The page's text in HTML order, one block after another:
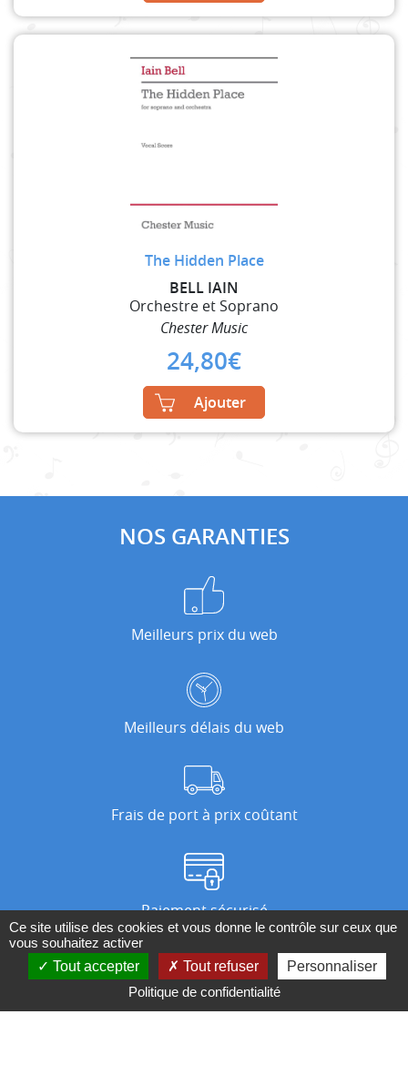
The Hidden Place
BELL IAIN
Orchestre et Soprano
Chester Music
24,80€
Ajouter
NOS GARANTIES
Meilleurs prix du web
Meilleurs délais du web
Frais de port à prix coûtant
Paiement sécurisé
Nos magasins
Ce site utilise des cookies et vous donne le contrôle sur ceux que
vous souhaitez activer
Tout accepter
Tout refuser
Personnaliser
Politique de confidentialité